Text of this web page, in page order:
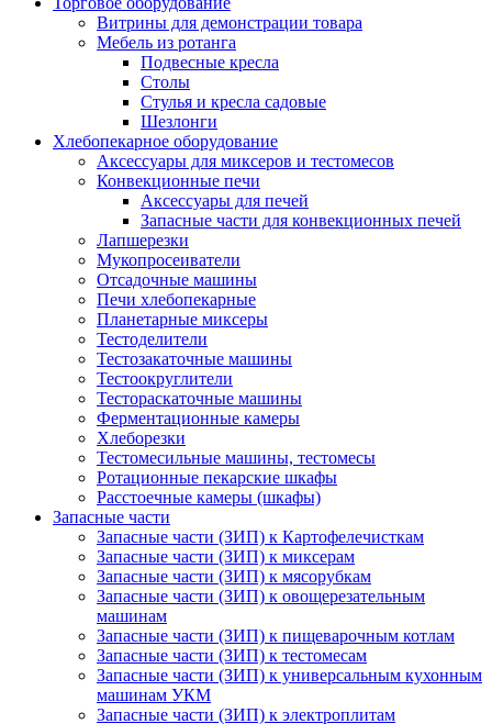
Витрины для демонстрации товара
Мебель из ротанга
Подвесные кресла
Столы
Стулья и кресла садовые
Шезлонги
Хлебопекарное оборудование
Аксессуары для миксеров и тестомесов
Конвекционные печи
Аксессуары для печей
Запасные части для конвекционных печей
Лапшерезки
Мукопросеиватели
Отсадочные машины
Печи хлебопекарные
Планетарные миксеры
Тестоделители
Тестозакаточные машины
Тестоокруглители
Тестораскаточные машины
Ферментационные камеры
Хлеборезки
Тестомесильные машины, тестомесы
Ротационные пекарские шкафы
Расстоечные камеры (шкафы)
Запасные части
Запасные части (ЗИП) к Картофелечисткам
Запасные части (ЗИП) к миксерам
Запасные части (ЗИП) к мясорубкам
Запасные части (ЗИП) к овощерезательным
машинам
Запасные части (ЗИП) к пищеварочным котлам
Запасные части (ЗИП) к тестомесам
Запасные части (ЗИП) к универсальным кухонным
машинам УКМ
Запасные части (ЗИП) к электроплитам